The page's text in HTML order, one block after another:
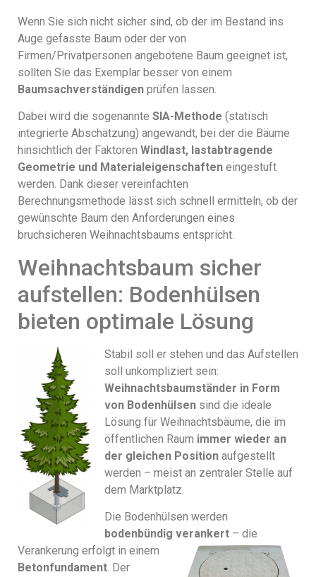
Wenn Sie sich nicht sicher sind, ob der im Bestand ins
Auge gefasste Baum oder der von
Firmen/Privatpersonen angebotene Baum geeignet ist,
sollten Sie das Exemplar besser von einem
Baumsachverständigen prüfen lassen.
Dabei wird die sogenannte SIA-Methode (statisch
integrierte Abschätzung) angewandt, bei der die Bäume
hinsichtlich der Faktoren Windlast, lastabtragende
Geometrie und Materialeigenschaften eingestuft
werden. Dank dieser vereinfachten
Berechnungsmethode lässt sich schnell ermitteln, ob der
gewünschte Baum den Anforderungen eines
bruchsicheren Weihnachtsbaums entspricht.
Weihnachtsbaum sicher
aufstellen: Bodenhülsen
bieten optimale Lösung
Stabil soll er stehen und das Aufstellen
soll unkompliziert sein:
Weihnachtsbaumständer in Form
von Bodenhülsen sind die ideale
Lösung für Weihnachtsbäume, die im
öffentlichen Raum immer wieder an
der gleichen Position aufgestellt
werden – meist an zentraler Stelle auf
dem Marktplatz.
Die Bodenhülsen werden
bodenbündig verankert – die
Verankerung erfolgt in einem
Betonfundament. Der